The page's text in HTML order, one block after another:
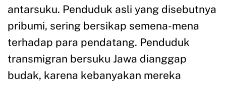
antarsuku. Penduduk asli yang disebutnya
pribumi, sering bersikap semena-mena
terhadap para pendatang. Penduduk
transmigran bersuku Jawa dianggap
budak, karena kebanyakan mereka